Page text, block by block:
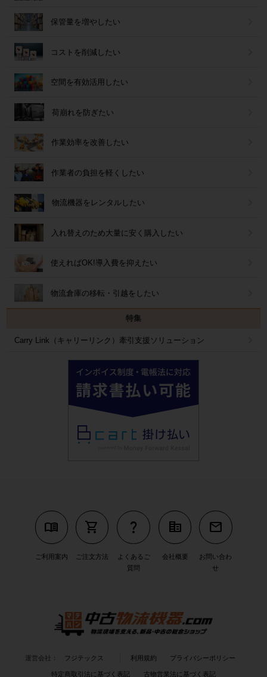
保管量を増やしたい
コストを削減したい
空間を有効活用したい
荷崩れを防ぎたい
作業効率を改善したい
作業者の負担を軽くしたい
物流機器をレンタルしたい
入れ替えのため大量に安く購入したい
使えればOK!導入費を抑えたい
物流倉庫の移転・引越をしたい
特集
Carry Link（キャリーリンク）牽引支援ソリューション
menu_book
ご利用案内
shopping_cart
ご注文方法
question_mark
よくあるご
質問
corporate_fare
会社概要
mail
お問い合わ
せ
運営会社： フジテックス 利用規約 プライバシーポリシー
特定商取引法に基づく表記 古物営業法に基づく表記